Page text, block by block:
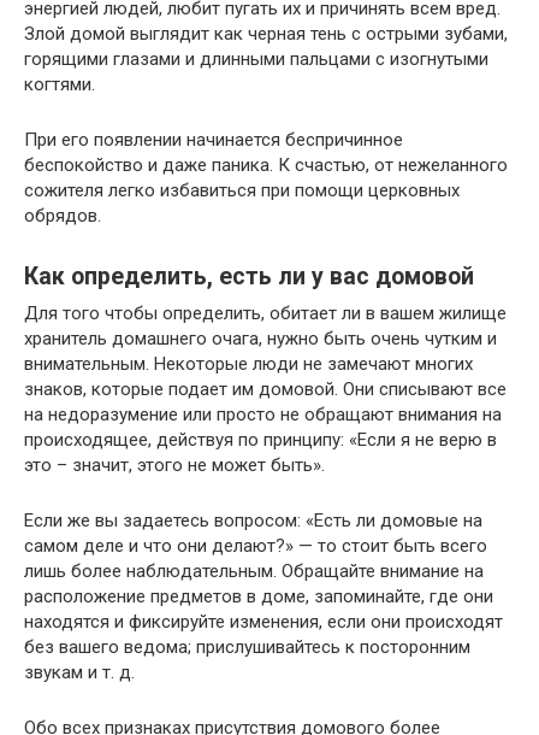
энергией людей, любит пугать их и причинять всем вред.
Злой домой выглядит как черная тень с острыми зубами,
горящими глазами и длинными пальцами с изогнутыми
когтями.
При его появлении начинается беспричинное
беспокойство и даже паника. К счастью, от нежеланного
сожителя легко избавиться при помощи церковных
обрядов.
Как определить, есть ли у вас домовой
Для того чтобы определить, обитает ли в вашем жилище
хранитель домашнего очага, нужно быть очень чутким и
внимательным. Некоторые люди не замечают многих
знаков, которые подает им домовой. Они списывают все
на недоразумение или просто не обращают внимания на
происходящее, действуя по принципу: «Если я не верю в
это – значит, этого не может быть».
Если же вы задаетесь вопросом: «Есть ли домовые на
самом деле и что они делают?» — то стоит быть всего
лишь более наблюдательным. Обращайте внимание на
расположение предметов в доме, запоминайте, где они
находятся и фиксируйте изменения, если они происходят
без вашего ведома; прислушивайтесь к посторонним
звукам и т. д.
Обо всех признаках присутствия домового более